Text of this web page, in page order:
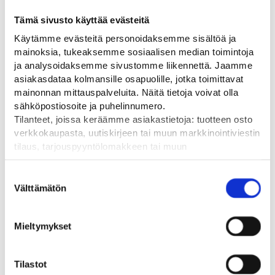
Tämä sivusto käyttää evästeitä
Käytämme evästeitä personoidaksemme sisältöä ja
mainoksia, tukeaksemme sosiaalisen median toimintoja
ja analysoidaksemme sivustomme liikennettä. Jaamme
asiakasdataa kolmansille osapuolille, jotka toimittavat
mainonnan mittauspalveluita. Näitä tietoja voivat olla
sähköpostiosoite ja puhelinnumero.
Tilanteet, joissa keräämme asiakastietoja: tuotteen osto
verkkokaupasta, uutiskirjeen tai muun markkinointiviestin
tilaus, tarjouspyyntölomakkeen tai muun
yhteydenottolomakkeen lähettäminen, käyttäjätilin
pyydetään erillinen suostumus tiedon käyttämiseen
markkinoinnissa. Hyväksymällä mainontaevästeet,
hyväksyt asiakasdatan jakamisen kolmansille osapuolille
mainonnan mittaamista varten.
valinta
Välttämätön
Mieltymykset
Tilastot
A17 Lapsia
Liikennemerkki A17,
muovi/alumiini, R3FL/R1/R2
Alkaen49,00€
H9.1 Vaikutusalue
molempiin suuntiin
Liikennemerkki H9.1,
muovi/alumiini, 400x400
mm, R1/R2
Alkaen